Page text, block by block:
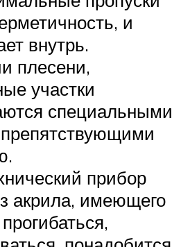
и
внутрь.
плесени,
участки
специальными
прибор
акрила, имеющего